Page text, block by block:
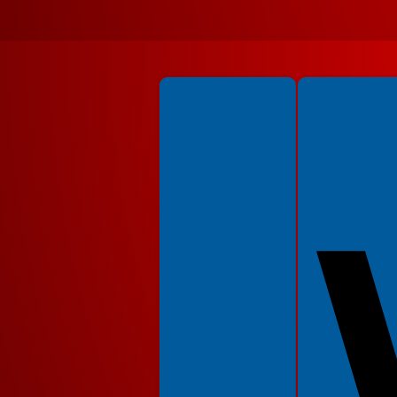
Spełniamy standardy WCAG 2.2 Spełniamy standardy